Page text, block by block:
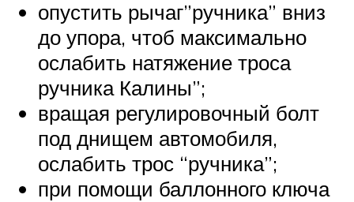
опустить рычаг”ручника” вниз
до упора, чтоб максимально
ослабить натяжение троса
ручника Калины”;
вращая регулировочный болт
под днищем автомобиля,
ослабить трос “ручника”;
при помощи баллонного ключа